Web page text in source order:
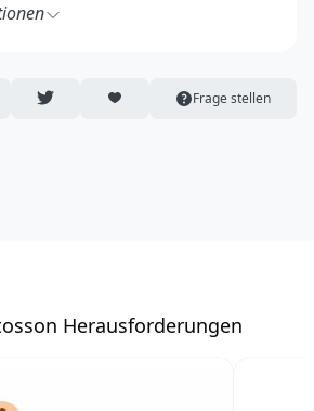
WHATSAPP TEILEN
AUF TWITTER TEILENARTIKEL AUF DIE MERKLISTE
Frage stellen
Herausforderungen